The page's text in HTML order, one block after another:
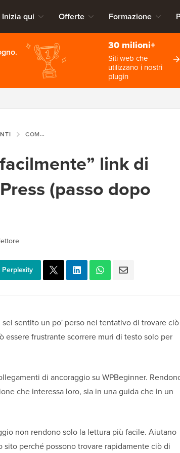
Inizia qui Offerte Formazione
30 milioni+
Siti web che
utilizzano i nostri
plugin
COME AGGIUNGERE “FACILMENTE” LINK DI ANCORAGGIO IN WORDPRESS (PASSO DOPO PASSO)
link di
(passo dopo
Perplexity
sentito un po' perso nel tentativo di trovare ciò
essere frustrante scorrere muri di testo solo per
di ancoraggio su WPBeginner.
che interessa loro, sia in una guida che in un
non rendono solo la lettura più facile. Aiutano
perché possono trovare rapidamente ciò di